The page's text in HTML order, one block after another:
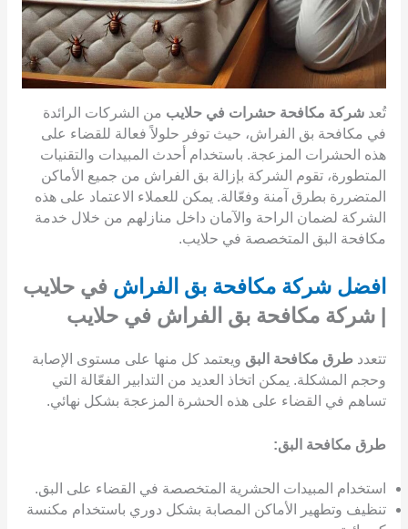
تُعد شركة مكافحة حشرات في حلايب من الشركات الرائدة
في مكافحة بق الفراش، حيث توفر حلولاً فعالة للقضاء على
هذه الحشرات المزعجة. باستخدام أحدث المبيدات والتقنيات
المتطورة، تقوم الشركة بإزالة بق الفراش من جميع الأماكن
المتضررة بطرق آمنة وفعّالة. يمكن للعملاء الاعتماد على هذه
الشركة لضمان الراحة والآمان داخل منازلهم من خلال خدمة
مكافحة البق المتخصصة في حلايب.
افضل شركة مكافحة بق الفراش في حلايب
| شركة مكافحة بق الفراش في حلايب
تتعدد طرق مكافحة البق ويعتمد كل منها على مستوى الإصابة
وحجم المشكلة. يمكن اتخاذ العديد من التدابير الفعّالة التي
تساهم في القضاء على هذه الحشرة المزعجة بشكل نهائي.
طرق مكافحة البق:
استخدام المبيدات الحشرية المتخصصة في القضاء على البق.
تنظيف وتطهير الأماكن المصابة بشكل دوري باستخدام مكنسة